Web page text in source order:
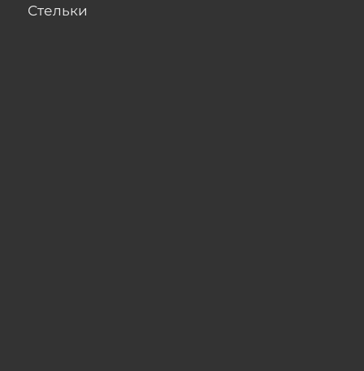
Стельки